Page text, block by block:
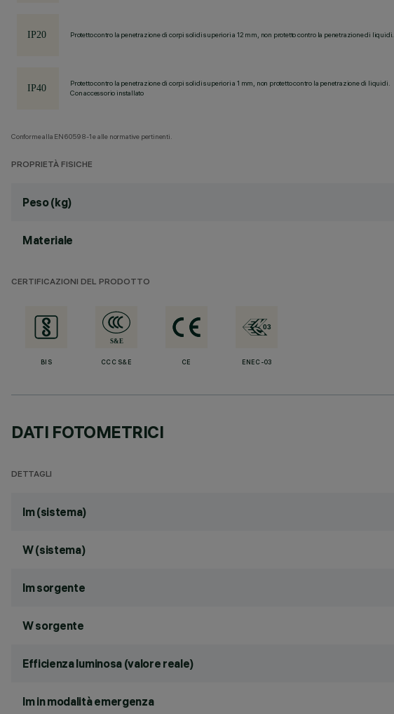
Protetto contro la penetrazione di corpi solidi superiori a 12 mm, non protetto contro la penetrazione di liquidi.
Protetto contro la penetrazione di corpi solidi superiori a 1 mm, non protetto contro la penetrazione di liquidi.
Con accessorio installato
Conforme alla EN60598-1 e alle normative pertinenti.
PROPRIETÀ FISICHE
Peso (kg)
Materiale
CERTIFICAZIONI DEL PRODOTTO
BIS CCC S&E CE ENEC-03
DATI FOTOMETRICI
DETTAGLI
lm (sistema)
W (sistema)
lm sorgente
W sorgente
Efficienza luminosa (valore reale)
lm in modalità emergenza